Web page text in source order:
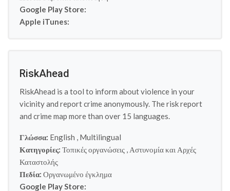
Google Play Store:
Apple iTunes:
RiskAhead
RiskAhead is a tool to inform about violence in your
vicinity and report crime anonymously. The risk report
and crime map more than over 15 languages.
Γλώσσα: English , Multilingual
Κατηγορίες: Τοπικές οργανώσεις , Αστυνομία και Αρχές
Καταστολής
Πεδία: Οργανωμένο έγκλημα
Google Play Store: